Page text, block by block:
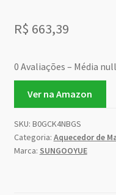
R$ 663,39
0 Avaliações – Média
Ver na Amazon
SKU: B0GCK4NBGS
Categoria: Aquecedor de
Marca: SUNGOOYUE